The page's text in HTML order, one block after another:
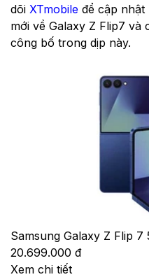
dõi XTmobile để cập
mới về Galaxy Z Flip7 và
công bố trong dịp này.
Samsung Galaxy Z Flip 7
20.699.000 đ
Xem chi tiết